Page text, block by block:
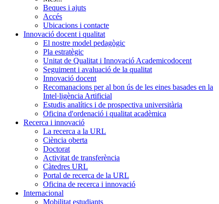
Beques i ajuts
Accés
Ubicacions i contacte
Innovació docent i qualitat
El nostre model pedagògic
Pla estratègic
Unitat de Qualitat i Innovació Academicodocent
Seguiment i avaluació de la qualitat
Innovació docent
Recomanacions per al bon ús de les eines basades en la
Intel·ligència Artificial
Estudis analítics i de prospectiva universitària
Oficina d'ordenació i qualitat acadèmica
Recerca i innovació
La recerca a la URL
Ciència oberta
Doctorat
Activitat de transferència
Càtedres URL
Portal de recerca de la URL
Oficina de recerca i innovació
Internacional
Mobilitat estudiants